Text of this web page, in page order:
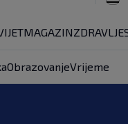
MAGAZINZDRAVLJE
ObrazovanjeVrijeme